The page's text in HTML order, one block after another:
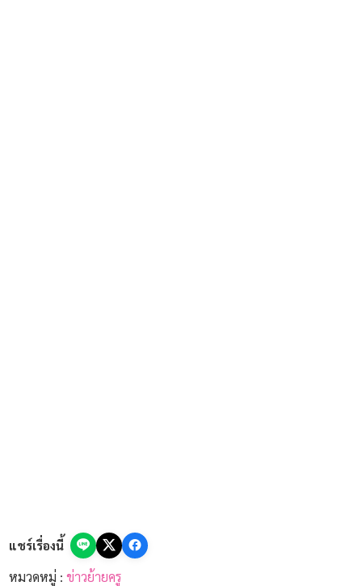
ศึกษา ตำแหน่งครู (กรณีปกติ) ประจำปี พ.ศ. 2569 รอบที่ 1
โดยกำหนดให้มีการพิจารณาย้ายและออกคำสั่งบรรจุแต่งตั้ง
แชร์เรื่องนี้
หมวดหมู่ :ข่าวย้ายครู